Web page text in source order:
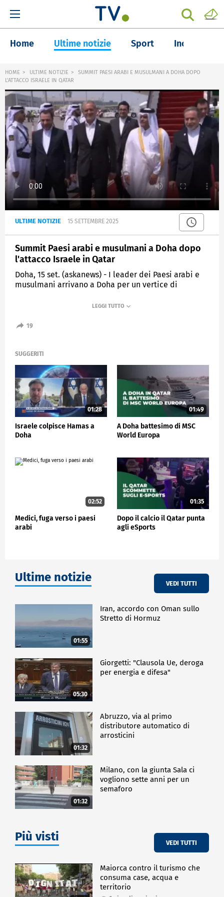
Home Ultime notizie Sport Inchieste
HOME ULTIME NOTIZIE
SUMMIT PAESI ARABI E MUSULMANI A DOHA DOPO
L'ATTACCO ISRAELE IN QATAR
ULTIME NOTIZIE 15 SETTEMBRE 2025
Summit Paesi arabi e musulmani a Doha dopo
l'attacco Israele in Qatar
Doha, 15 set. (askanews) - I leader dei Paesi arabi e
musulmani arrivano a Doha per un vertice di
precedenti di Israele contro Hamas in Qatar.
della Siria, Ahmed al-Sharaa, il presidente dell'Iran
capo di Stato del Sudan e il primo ministro dell'Iraq
Mohammed Shia al-Sudani.
ESTERI
19
SUGGERITI
01:28
Israele colpisce Hamas a
Doha
01:49
A Doha battesimo di MSC
World Europa
02:52
Medici, fuga verso i paesi
arabi
01:35
Dopo il calcio il Qatar punta
agli eSports
Ultime notizie VEDI TUTTI
01:55
Iran, accordo con Oman sullo
Stretto di Hormuz
05:30
Giorgetti: "Clausola Ue, deroga
per energia e difesa"
01:32
Abruzzo, via al primo
distributore automatico di
arrosticini
01:32
Milano, con la giunta Sala ci
vogliono sette anni per un
semaforo
Più visti VEDI TUTTI
Maiorca contro il turismo che
consuma case, acqua e
territorio